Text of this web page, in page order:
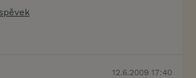
12.6.2009 17:40